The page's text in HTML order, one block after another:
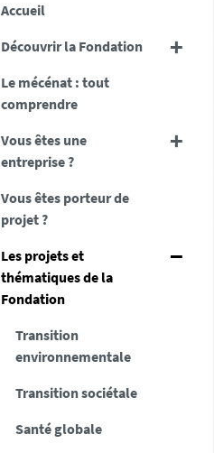
Accueil
Découvrir la Fondation
Le mécénat : tout
comprendre
Vous êtes une
entreprise ?
Vous êtes porteur de
projet ?
Les projets et
thématiques de la
Fondation
Transition
environnementale
Transition sociétale
Santé globale